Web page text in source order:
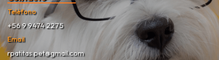
Teléfono
+56 9 9474 2275
Email
rpatitas.pet@gmail.com